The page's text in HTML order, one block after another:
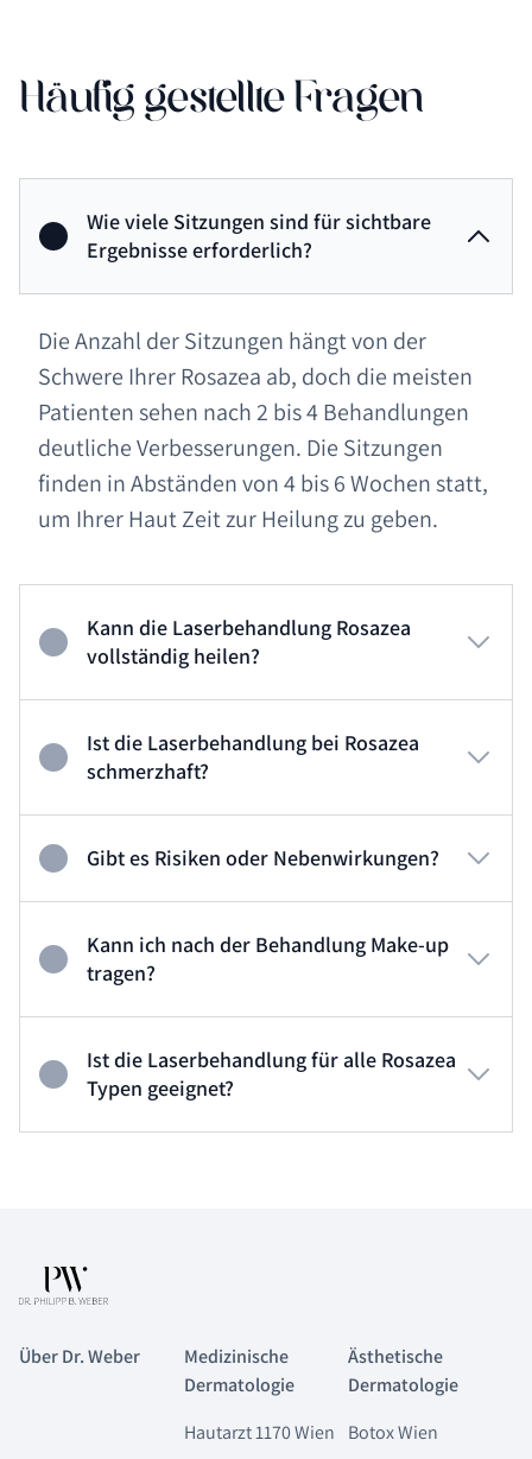
Häufig gestellte Fragen
Wie viele Sitzungen sind für sichtbare
Ergebnisse erforderlich?
Kann die Laserbehandlung Rosazea
vollständig heilen?
Ist die Laserbehandlung bei Rosazea
schmerzhaft?
Gibt es Risiken oder Nebenwirkungen?
Kann ich nach der Behandlung Make-up
tragen?
Ist die Laserbehandlung für alle Rosazea
Typen geeignet?
Die Anzahl der Sitzungen hängt von der
Schwere Ihrer Rosazea ab, doch die meisten
Patienten sehen nach 2 bis 4 Behandlungen
deutliche Verbesserungen. Die Sitzungen
finden in Abständen von 4 bis 6 Wochen statt,
um Ihrer Haut Zeit zur Heilung zu geben.
Über Dr. Weber
Medizinische
Dermatologie
Hautarzt 1170 Wien
Ästhetische
Dermatologie
Botox Wien